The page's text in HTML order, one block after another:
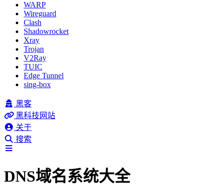
WARP
Wireguard
Clash
Shadowrocket
Xray
Trojan
V2Ray
TUIC
Edge Tunnel
sing-box
黑客
黑科技网站
关于
搜索
DNS域名系统大全